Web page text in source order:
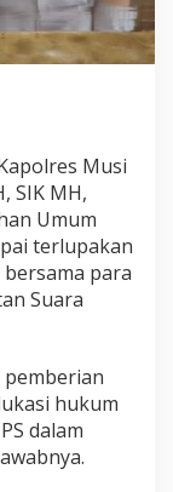
Musi
SIK MH,
Umum
terlupakan
para
Suara
hukum
dalam